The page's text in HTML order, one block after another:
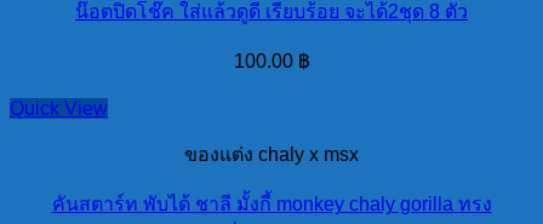
น๊อตปิดโช๊ค ใส่แล้วดูดี เรียบร้อย จะได้2ชุด 8 ตัว
100.00 ฿
Quick View
ของแต่ง chaly x msx
คันสตาร์ท พับได้ ชาลี มั้งกี้ monkey chaly gorilla ทรง